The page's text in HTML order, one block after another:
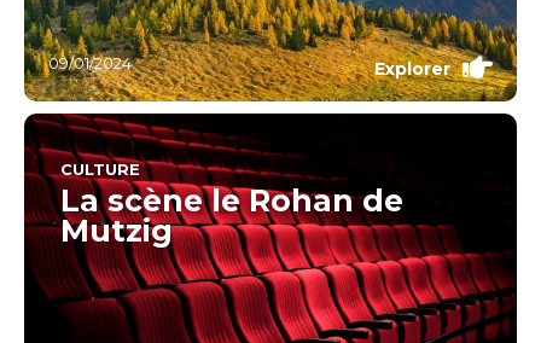
09/01/2024 Explorer
CULTURE
La scène le Rohan de
Mutzig